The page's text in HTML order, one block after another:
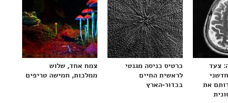
צעד
את
כרטיס כניסה מגנטי
לראשית החיים
בכדור-הארץ
צמח אחד, שלוש
ממלכות, חמישה טריפים